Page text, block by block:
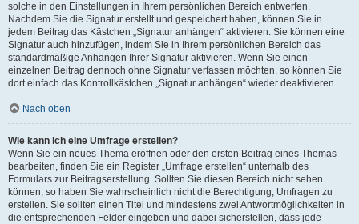
solche in den Einstellungen in Ihrem persönlichen Bereich entwerfen.
Nachdem Sie die Signatur erstellt und gespeichert haben, können Sie in
jedem Beitrag das Kästchen „Signatur anhängen“ aktivieren. Sie können eine
Signatur auch hinzufügen, indem Sie in Ihrem persönlichen Bereich das
standardmäßige Anhängen Ihrer Signatur aktivieren. Wenn Sie einen
einzelnen Beitrag dennoch ohne Signatur verfassen möchten, so können Sie
dort einfach das Kontrollkästchen „Signatur anhängen“ wieder deaktivieren.
Nach oben
Wie kann ich eine Umfrage erstellen?
Wenn Sie ein neues Thema eröffnen oder den ersten Beitrag eines Themas
bearbeiten, finden Sie ein Register „Umfrage erstellen“ unterhalb des
Formulars zur Beitragserstellung. Sollten Sie diesen Bereich nicht sehen
können, so haben Sie wahrscheinlich nicht die Berechtigung, Umfragen zu
erstellen. Sie sollten einen Titel und mindestens zwei Antwortmöglichkeiten in
die entsprechenden Felder eingeben und dabei sicherstellen, dass jede